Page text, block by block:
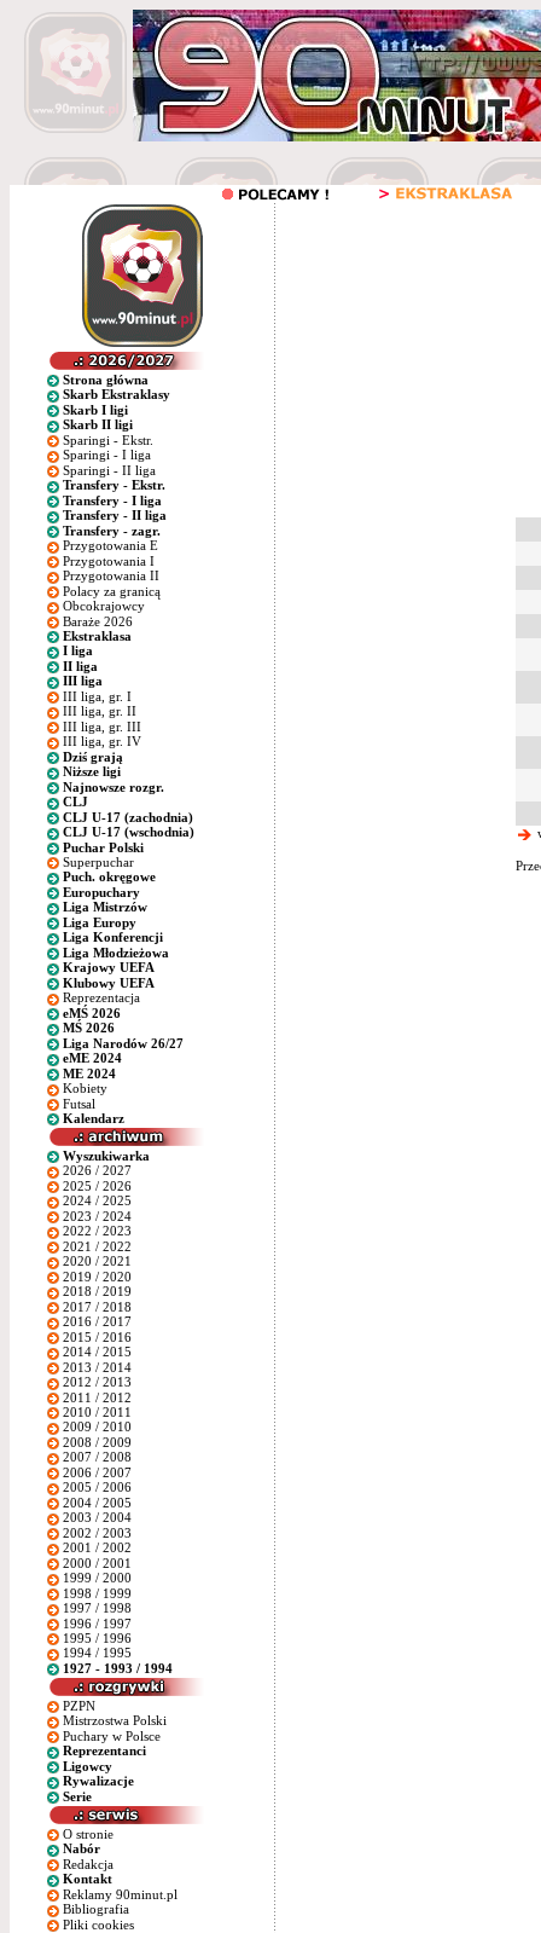
Strona główna
Skarb Ekstraklasy
Skarb I ligi
Skarb II ligi
Sparingi - Ekstr.
Sparingi - I liga
Sparingi - II liga
Transfery - Ekstr.
Transfery - I liga
Transfery - II liga
Transfery - zagr.
Przygotowania E
Przygotowania I
Przygotowania II
Polacy za granicą
Obcokrajowcy
Baraże 2026
Ekstraklasa
I liga
II liga
III liga
III liga, gr. I
III liga, gr. II
III liga, gr. III
III liga, gr. IV
Dziś grają
Niższe ligi
Najnowsze rozgr.
CLJ
CLJ U-17 (zachodnia)
CLJ U-17 (wschodnia)
Puchar Polski
Superpuchar
Puch. okręgowe
Europuchary
Liga Mistrzów
Liga Europy
Liga Konferencji
Liga Młodzieżowa
Krajowy UEFA
Klubowy UEFA
Reprezentacja
eMŚ 2026
MŚ 2026
Liga Narodów 26/27
eME 2024
ME 2024
Kobiety
Futsal
Kalendarz
Wyszukiwarka
2026 / 2027
2025 / 2026
2024 / 2025
2023 / 2024
2022 / 2023
2021 / 2022
2020 / 2021
2019 / 2020
2018 / 2019
2017 / 2018
2016 / 2017
2015 / 2016
2014 / 2015
2013 / 2014
2012 / 2013
2011 / 2012
2010 / 2011
2009 / 2010
2008 / 2009
2007 / 2008
2006 / 2007
2005 / 2006
2004 / 2005
2003 / 2004
2002 / 2003
2001 / 2002
2000 / 2001
1999 / 2000
1998 / 1999
1997 / 1998
1996 / 1997
1995 / 1996
1994 / 1995
1927 - 1993 / 1994
PZPN
Mistrzostwa Polski
Puchary w Polsce
Reprezentanci
Ligowcy
Rywalizacje
Serie
O stronie
Nabór
Redakcja
Kontakt
Reklamy 90minut.pl
Bibliografia
Pliki cookies